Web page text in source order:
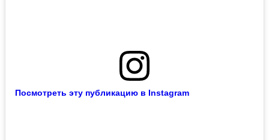
Посмотреть эту публикацию в Instagram